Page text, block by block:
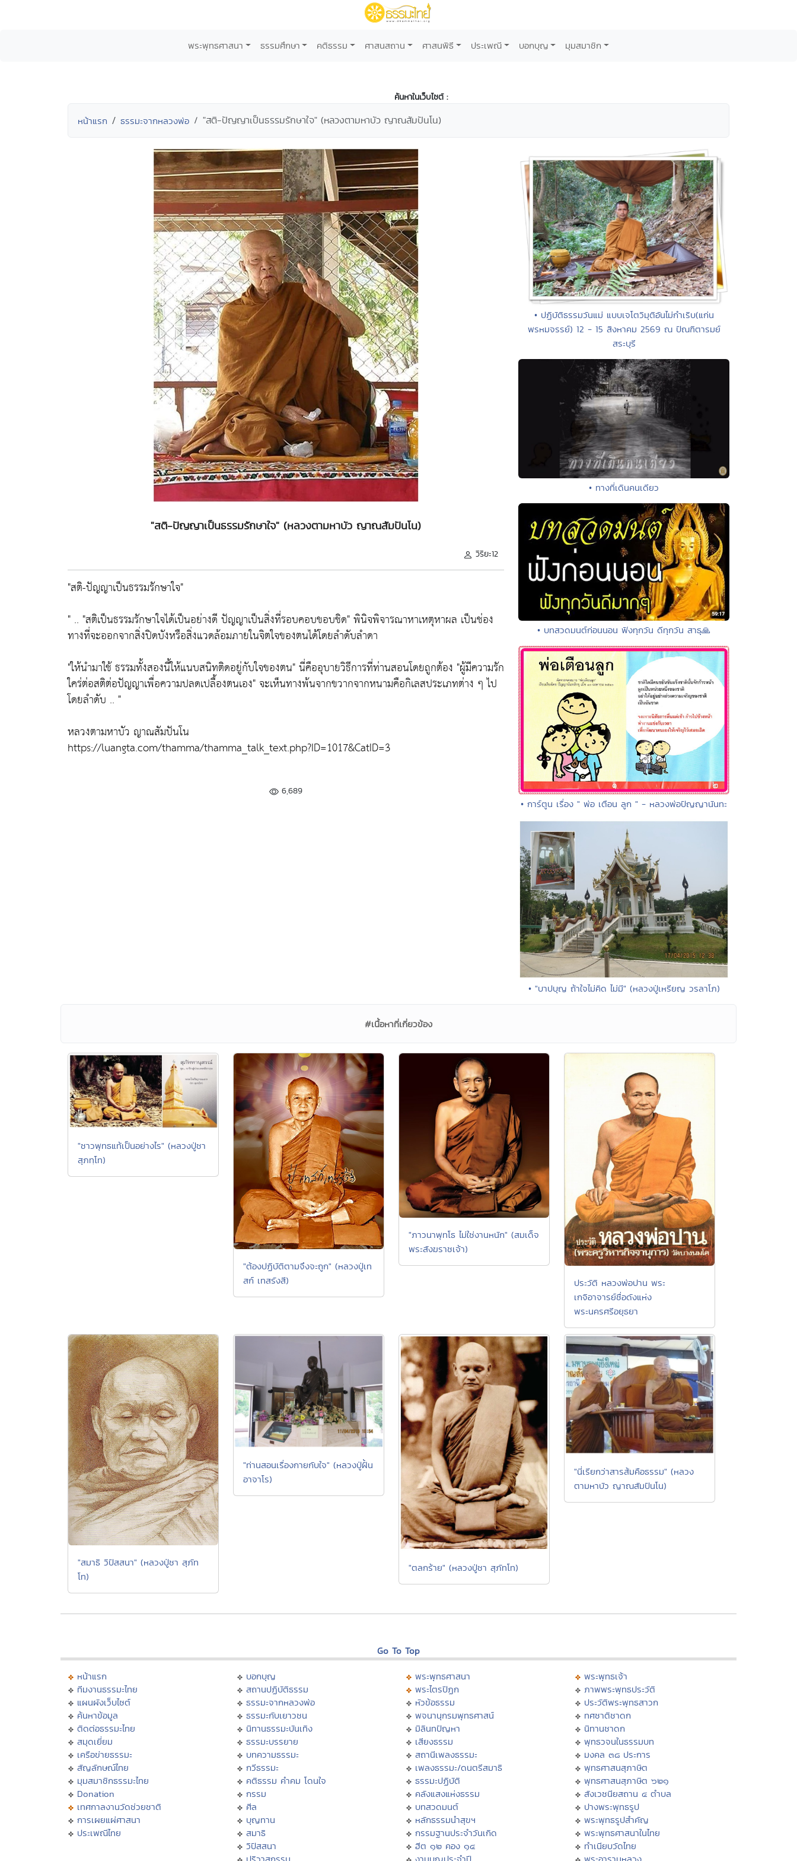
พระพุทธศาสนา ธรรมศึกษา คติธรรม ศาสนสถาน ศาสนพิธี ประเพณี บอกบุญ มุมสมาชิก
ค้นหาในเว็บไซต์ :
หน้าแรก ธรรมะจากหลวงพ่อ "สติ-ปัญญาเป็นธรรมรักษาใจ" (หลวงตามหาบัว ญาณสัมปันโน)
"สติ-ปัญญาเป็นธรรมรักษาใจ" (หลวงตามหาบัว ญาณสัมปันโน)
วิริยะ12
"สติ-ปัญญาเป็นธรรมรักษาใจ"
" .. "สติเป็นธรรมรักษาใจได้เป็นอย่างดี ปัญญาเป็นสิ่งที่รอบคอบขอบชิด" พินิจพิจารณาหาเหตุหาผล เป็นช่อง
ทางที่จะออกจากสิ่งปิดบังหรือสิ่งแวดล้อมภายในจิตใจของตนได้โดยลำดับลำดา
"ให้นำมาใช้ ธรรมทั้งสองนี้ให้แนบสนิทติดอยู่กับใจของตน" นี่คืออุบายวิธีการที่ท่านสอนโดยถูกต้อง "ผู้มีความรัก
ใคร่ต่อสติต่อปัญญาเพื่อความปลดเปลื้องตนเอง" จะเห็นทางพ้นจากขวากจากหนามคือกิเลสประเภทต่าง ๆ ไป
โดยลำดับ .. "
หลวงตามหาบัว ญาณสัมปันโน
https://luangta.com/thamma/thamma_talk_text.php?ID=1017&CatID=3
6,689
• ปฏิบัติธรรมวันแม่ แบบเจโตวิมุติอันไม่กำเริบ(แก่น
พรหมจรรย์) 12 - 15 สิงหาคม 2569 ณ ปัณฑิตารมย์
สระบุรี
• ทางที่เดินคนเดียว
• บทสวดมนต์ก่อนนอน ฟังทุกวัน ดีทุกวัน สาธุ🙏
• การ์ตูน เรื่อง " พ่อ เตือน ลูก " - หลวงพ่อปัญญานันทะ
• "บาปบุญ ถ้าใจไม่คิด ไม่มี" (หลวงปู่เหรียญ วรลาโภ)
#เนื้อหาที่เกี่ยวข้อง
"ชาวพุทธแท้เป็นอย่างไร" (หลวงปู่ชา
สุภทฺโท)
"ต้องปฏิบัติตามจึงจะถูก" (หลวงปู่เท
สก์ เทสรังสี)
"ภาวนาพุทโธ ไม่ใช่งานหนัก" (สมเด็จ
พระสังฆราชเจ้า)
ประวัติ หลวงพ่อปาน พระ
เกจิอาจารย์ชื่อดังแห่ง
พระนครศรีอยุธยา
"สมาธิ วิปัสสนา" (หลวงปู่ชา สุภัท
โท)
"ท่านสอนเรื่องกายกับใจ" (หลวงปู่ฝั้น
อาจาโร)
"ตลกร้าย" (หลวงปู่ชา สุภัทโท)
"นี่เรียกว่าสารส้มคือธรรม" (หลวง
ตามหาบัว ญาณสัมปันโน)
Go To Top
หน้าแรก
ทีมงานธรรมะไทย
แผนผังเว็บไซต์
ค้นหาข้อมูล
ติดต่อธรรมะไทย
สมุดเยี่ยม
เครือข่ายธรรมะ
สัญลักษณ์ไทย
มุมสมาชิกธรรมะไทย
Donation
เทศกาลงานวัดช่วยชาติ
การเผยแผ่ศาสนา
ประเพณีไทย
บอกบุญ
สถานปฏิบัติธรรม
ธรรมะจากหลวงพ่อ
ธรรมะกับเยาวชน
นิทานธรรมะบันเทิง
ธรรมะบรรยาย
บทความธรรมะ
กวีธรรมะ
คติธรรม คำคม โดนใจ
กรรม
ศีล
บุญทาน
สมาธิ
วิปัสสนา
พระพุทธศาสนา
พระไตรปิฏก
หัวข้อธรรม
พจนานุกรมพุทธศาสน์
มิลินทปัญหา
เสียงธรรม
สถานีเพลงธรรมะ
เพลงธรรมะ/ดนตรีสมาธิ
ธรรมะปฏิบัติ
คลังแสงแห่งธรรม
บทสวดมนต์
หลักธรรมนำสุขฯ
กรรมฐานประจำวันเกิด
ฮีต ๑๒ คอง ๑๔
พระพุทธเจ้า
ภาพพระพุทธประวัติ
ประวัติพระพุทธสาวก
ทศชาติชาดก
นิทานชาดก
พุทธวจนในธรรมบท
มงคล ๓๘ ประการ
พุทธศาสนสุภาษิต
พุทธศาสนสุภาษิต ๖๒๑
สังเวชนียสถาน ๔ ตำบล
ปางพระพุทธรูป
พระพุทธรูปสำคัญ
พระพุทธศาสนาในไทย
ทำเนียบวัดไทย